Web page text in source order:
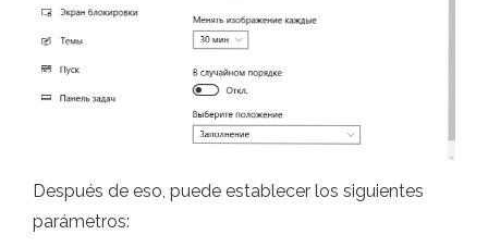
Después de eso, puede establecer los siguientes
parámetros: